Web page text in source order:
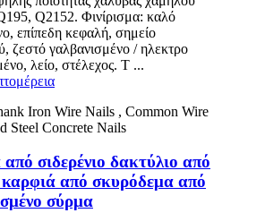
Q2152. Φινίρισμα: καλό
επίπεδη κεφαλή, σημείο
ζεστό γαλβανισμένο / ηλεκτρο
λείο, στέλεχος. Τ ...
σιδερένιο δακτύλιο από
καρφιά από σκυρόδεμα από
σύρμα